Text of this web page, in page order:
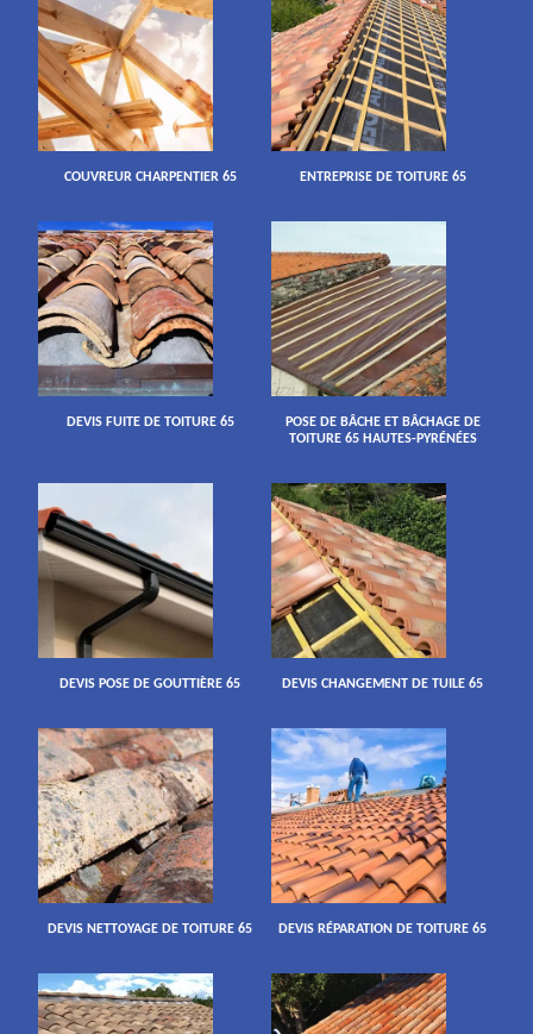
COUVREUR CHARPENTIER 65 ENTREPRISE DE TOITURE 65
DEVIS FUITE DE TOITURE 65
POSE DE BÂCHE ET BÂCHAGE DE
TOITURE 65 HAUTES-PYRÉNÉES
DEVIS POSE DE GOUTTIÈRE 65 DEVIS CHANGEMENT DE TUILE 65
DEVIS NETTOYAGE DE TOITURE 65 DEVIS RÉPARATION DE TOITURE 65